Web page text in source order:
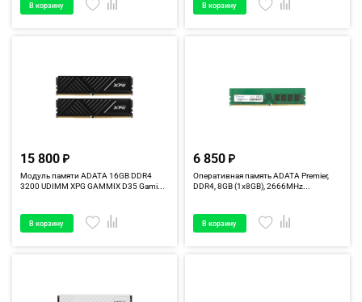
В корзину В корзину
15 800
Модуль памяти ADATA 16GB DDR4
3200 UDIMM XPG GAMMIX D35 Gami...
В корзину
6 850
Оперативная память ADATA Premier,
DDR4, 8GB (1x8GB), 2666MHz...
В корзину